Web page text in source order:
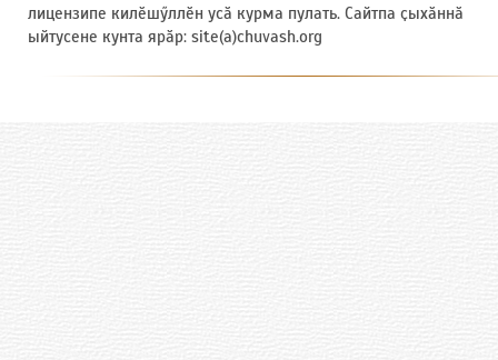
лицензипе килӗшӳллӗн усӑ курма пулать. Сайтпа ҫыхӑннӑ
ыйтусене кунта ярӑр: site(a)chuvash.org